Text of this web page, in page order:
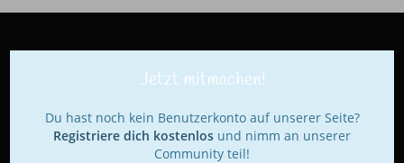
Jetzt mitmachen!
Du hast noch kein Benutzerkonto auf unserer Seite?
Registriere dich kostenlos und nimm an unserer
Community teil!